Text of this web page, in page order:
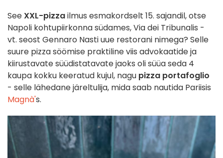
SeeXXL-pizzailmus esmakordselt 15. sajandil, otse
Napoli kohtupiirkonna südames, Via dei Tribunalis -
vt. seost Gennaro Nasti uue restorani nimega? Selle
suure pizza söömise praktiline viis advokaatide ja
kiirustavate süüdistatavate jaoks oli süüa seda 4
kaupa kokku keeratud kujul, nagu pizza portafoglio
- selle lähedane järeltulija, mida saab nautida Pariisis
Magnà's.